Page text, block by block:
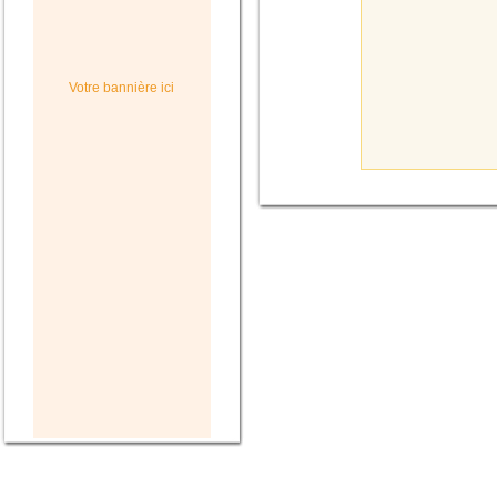
Votre bannière ici